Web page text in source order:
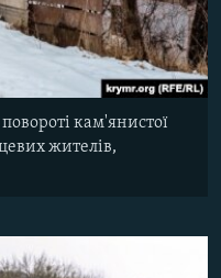
кам'янистої
жителів,